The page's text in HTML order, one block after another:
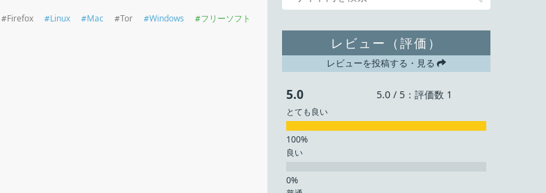
Firefox Linux Mac Tor Windows フリーソフト
レビュー（評価）
レビューを投稿する・見る
5.0 5.0 / 5：評価数 1
とても良い
良い